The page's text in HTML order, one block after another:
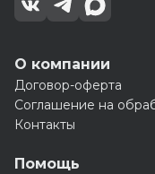
О компании
Договор-оферта
Соглашение на
Контакты
Помощь